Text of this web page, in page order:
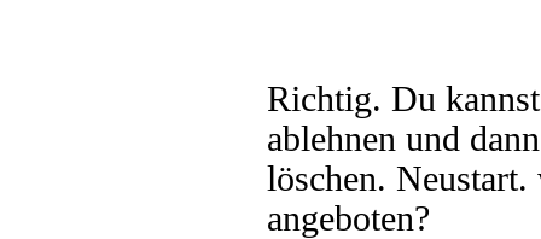
Richtig. Du
ablehnen und
löschen.
angeboten?